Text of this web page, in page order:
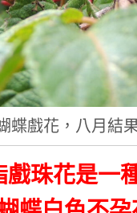
蝶戲花，八月結
珠花是一